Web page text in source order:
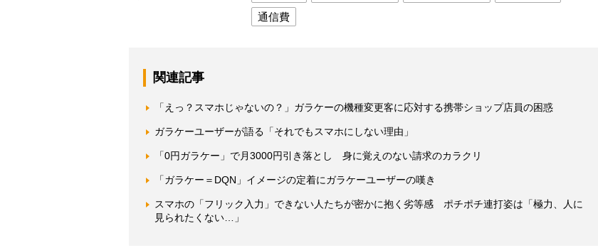
通信費
関連記事
「えっ？スマホじゃないの？」ガラケーの機種変更客に応対する携帯ショップ店員の困惑
ガラケーユーザーが語る「それでもスマホにしない理由」
「0円ガラケー」で月3000円引き落とし 身に覚えのない請求のカラクリ
「ガラケー＝DQN」イメージの定着にガラケーユーザーの嘆き
スマホの「フリック入力」できない人たちが密かに抱く劣等感 ポチポチ連打姿は「極力、人に
見られたくない…」